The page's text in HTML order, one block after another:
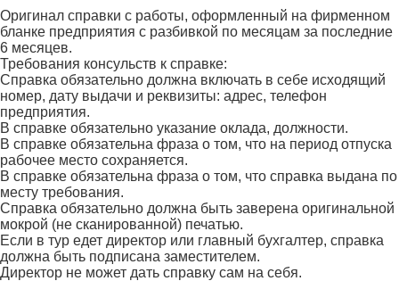
Оригинал справки с работы, оформленный на фирменном
бланке предприятия с разбивкой по месяцам за последние
6 месяцев.
Требования консульств к справке:
Справка обязательно должна включать в себе исходящий
номер, дату выдачи и реквизиты: адрес, телефон
предприятия.
В справке обязательно указание оклада, должности.
В справке обязательна фраза о том, что на период отпуска
рабочее место сохраняется.
В справке обязательна фраза о том, что справка выдана по
месту требования.
Справка обязательно должна быть заверена оригинальной
мокрой (не сканированной) печатью.
Если в тур едет директор или главный бухгалтер, справка
должна быть подписана заместителем.
Директор не может дать справку сам на себя.